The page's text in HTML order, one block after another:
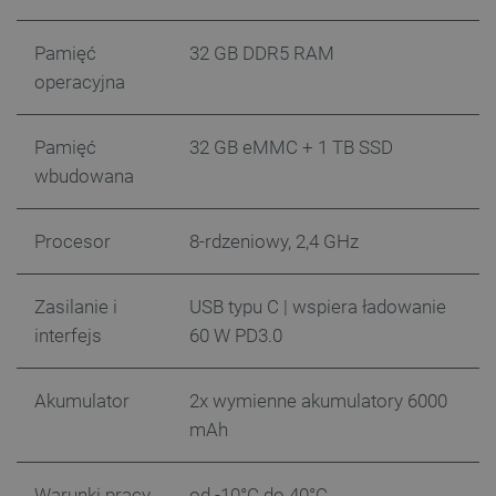
Pamięć
operacyjna
32 GB DDR5 RAM
Pamięć
wbudowana
32 GB eMMC + 1 TB SSD
Procesor 8-rdzeniowy, 2,4 GHz
Zasilanie i
interfejs
USB typu C | wspiera ładowanie
60 W PD3.0
Akumulator
2x wymienne akumulatory 6000
mAh
botland.com.pl